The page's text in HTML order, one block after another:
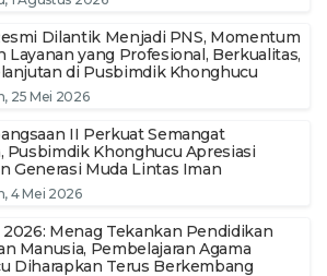
Dilantik Menjadi PNS, Momentum
Layanan yang Profesional, Berkualitas,
di Pusbimdik Khonghucu
25 Mei 2026
II Perkuat Semangat
Pusbimdik Khonghucu Apresiasi
Generasi Muda Lintas Iman
4 Mei 2026
Menag Tekankan Pendidikan
Manusia, Pembelajaran Agama
Diharapkan Terus Berkembang